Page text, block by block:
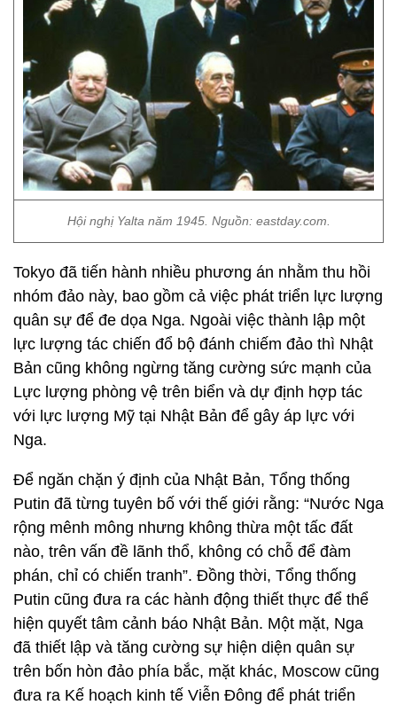
Hội nghị Yalta năm 1945. Nguồn: eastday.com.
Tokyo đã tiến hành nhiều phương án nhằm thu hồi
nhóm đảo này, bao gồm cả việc phát triển lực lượng
quân sự để đe dọa Nga. Ngoài việc thành lập một
lực lượng tác chiến đổ bộ đánh chiếm đảo thì Nhật
Bản cũng không ngừng tăng cường sức mạnh của
Lực lượng phòng vệ trên biển và dự định hợp tác
với lực lượng Mỹ tại Nhật Bản để gây áp lực với
Nga.
Để ngăn chặn ý định của Nhật Bản, Tổng thống
Putin đã từng tuyên bố với thế giới rằng: “Nước Nga
rộng mênh mông nhưng không thừa một tấc đất
nào, trên vấn đề lãnh thổ, không có chỗ để đàm
phán, chỉ có chiến tranh”. Đồng thời, Tổng thống
Putin cũng đưa ra các hành động thiết thực để thể
hiện quyết tâm cảnh báo Nhật Bản. Một mặt, Nga
đã thiết lập và tăng cường sự hiện diện quân sự
trên bốn hòn đảo phía bắc, mặt khác, Moscow cũng
đưa ra Kế hoạch kinh tế Viễn Đông để phát triển